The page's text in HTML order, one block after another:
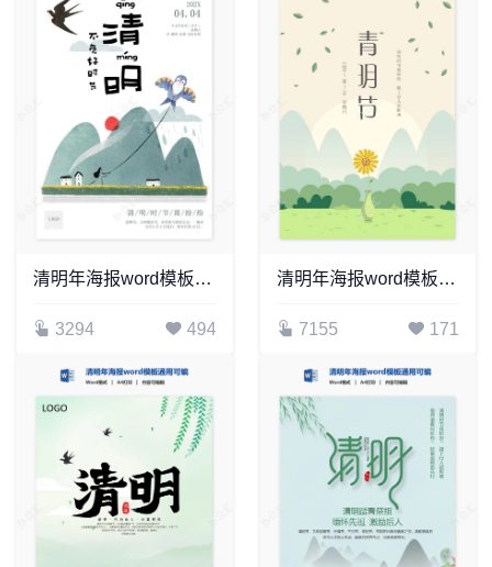
清明年海报word模板通用可编辑(10)
3294 494
清明年海报word模板通用可编辑(63)
7155 171